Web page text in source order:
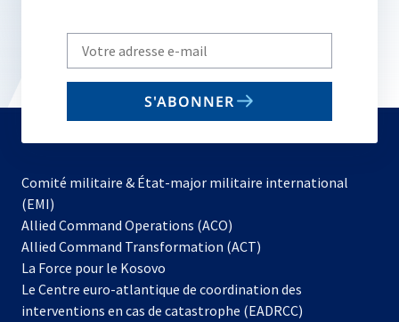
Write
your
email
S'ABONNER
Comité militaire & État-major militaire international
(EMI)
Allied Command Operations (ACO)
dans
nouvel
onglet
Allied Command Transformation (ACT)
La Force pour le Kosovo
dans
un
Le Centre euro-atlantique de coordination des
interventions en cas de catastrophe (EADRCC)